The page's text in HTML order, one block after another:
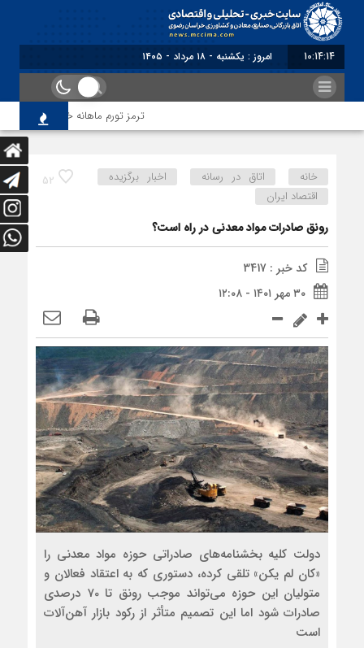
10:14:15 امروز : یکشنبه - ۱۸ مرداد - ۱۴۰۵
ترمز تورم ماهانه خراسان رضوی
52 خانه اتاق در رسانه
اخبار برگزیده
اقتصاد ایران
رونق صادرات مواد معدنی در راه است؟
کد خبر : 3417
۳۰ مهر ۱۴۰۱ - ۱۲:۰۸
دولت کلیه بخشنامه‌های صادراتی حوزه مواد معدنی را
«کان لم یکن» تلقی کرده، دستوری که به اعتقاد فعالان و
متولیان این حوزه می‌تواند موجب رونق تا 70 درصدی
صادرات شود اما این تصمیم متأثر از رکود بازار آهن‌آلات
است